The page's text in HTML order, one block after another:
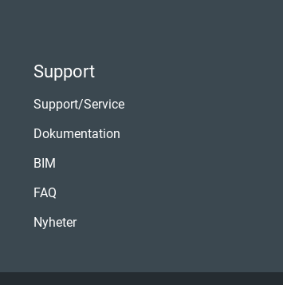
Support
Support/Service
Dokumentation
BIM
FAQ
Nyheter